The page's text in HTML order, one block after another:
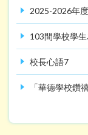
2025-2026年
103間學校學
校長心語7
「華德學校鑽